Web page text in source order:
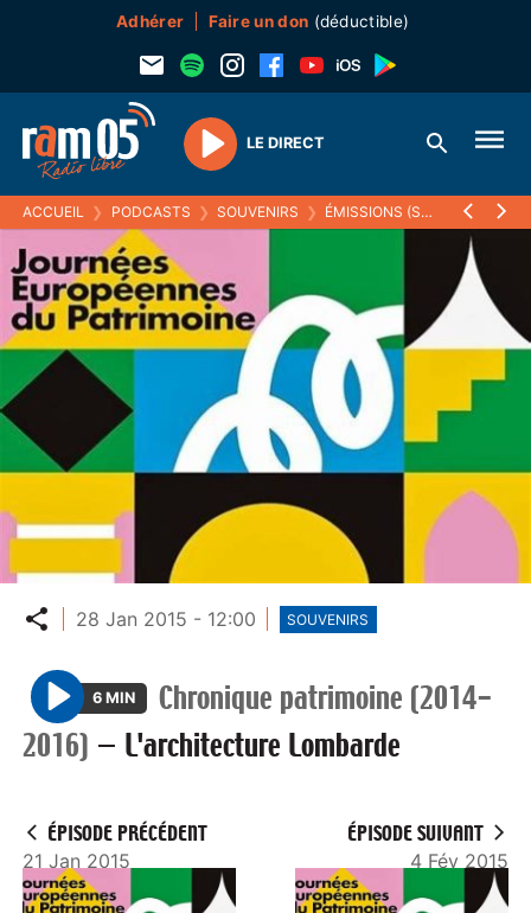
Adhérer Faire un don (déductible)
Play
LE DIRECT
ACCUEIL ❯ PODCASTS ❯ SOUVENIRS ❯ ÉMISSIONS (SOUVENIRS) ❯
Partager
28 Jan 2015 - 12:00 SOUVENIRS
P
l
6 MIN
Chronique patrimoine (2014-
2016) — L'architecture Lombarde
ÉPISODE PRÉCÉDENT
21 Jan 2015
ÉPISODE SUIVANT
4 Fév 2015